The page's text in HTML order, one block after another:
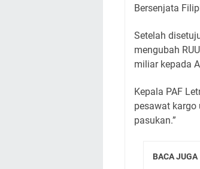
Bersenjata
Setelah
mengubah
miliar kepada
Kepala PAF
pesawat kargo
pasukan.”
BACA JUGA